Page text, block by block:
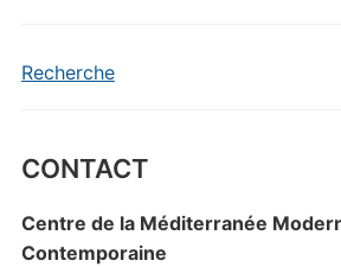
Recherche
CONTACT
Centre de la Méditerranée
Contemporaine